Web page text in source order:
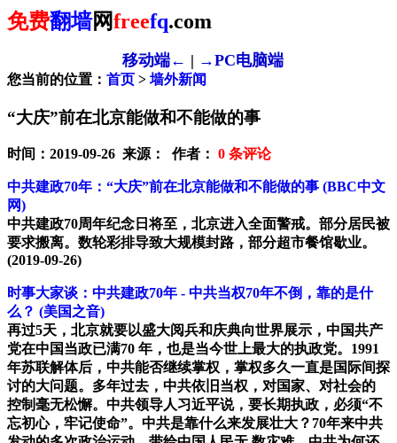
免费翻墙网freefq.com
移动端← | →PC电脑端
您当前的位置： 首页 > 墙外新闻
“大庆”前在北京能做和不能做的事
时间：2019-09-26 来源： 作者： 0 条评论
中共建政70年：“大庆”前在北京能做和不能做的事 (BBC中文
网)
中共建政70周年纪念日将至，北京进入全面警戒。部分居民被
要求搬离。数轮彩排导致大规模封路，部分超市餐馆歇业。
(2019-09-26)
时事大家谈：中共建政70年 - 中共当权70年不倒，靠的是什
么？ (美国之音)
再过5天，北京就要以盛大阅兵和庆典向世界展示，中国共产
党在中国当政已满70 年，也是当今世上最大的执政党。1991
年苏联解体后，中共能否继续掌权，掌权多久一直是国际间探
讨的大问题。多年过去，中共依旧当权，对国家、对社会的
控制毫无松懈。中共领导人习近平说，要长期执政，必须“不
忘初心，牢记使命”。中共是靠什么来发展壮大？70年来中共